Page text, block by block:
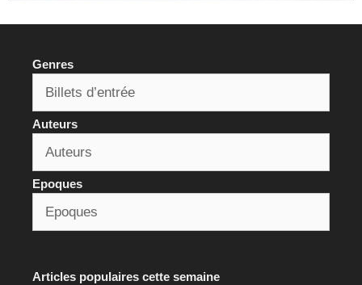
Genres
Auteurs
Epoques
Articles populaires cette semaine